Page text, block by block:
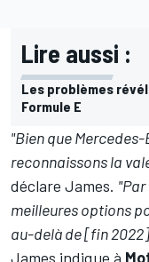
Lire aussi :
Les problèmes
Formule E
"Bien que
reconnaissons la
déclare James.
meilleures options
au-delà de [fin
James indique à